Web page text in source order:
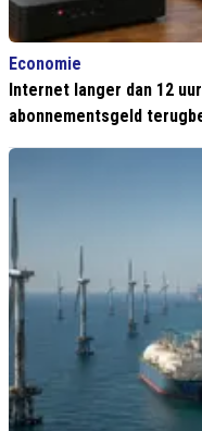
Economie
Internet langer dan 12
abonnementsgeld